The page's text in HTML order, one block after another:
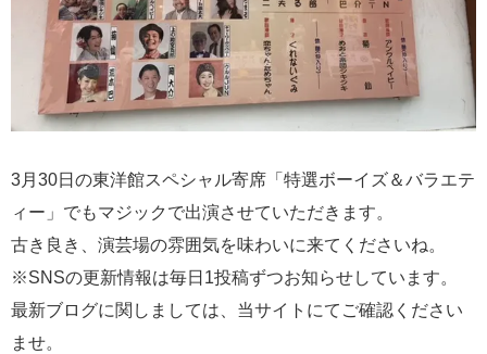
3月30日の東洋館スペシャル寄席「特選ボーイズ＆バラエテ
ィー」でもマジックで出演させていただきます。
古き良き、演芸場の雰囲気を味わいに来てくださいね。
※SNSの更新情報は毎日1投稿ずつお知らせしています。
最新ブログに関しましては、当サイトにてご確認ください
ませ。